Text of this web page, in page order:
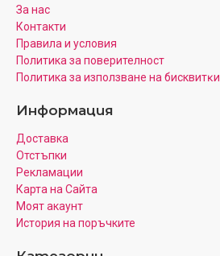
За нас
Контакти
Правила и условия
Политика за поверителност
Πoлитика зa изпoлзвaнe нa бисквитĸи
Информация
Доставка
Отстъпки
Рекламации
Карта на Сайта
Моят акаунт
История на поръчките